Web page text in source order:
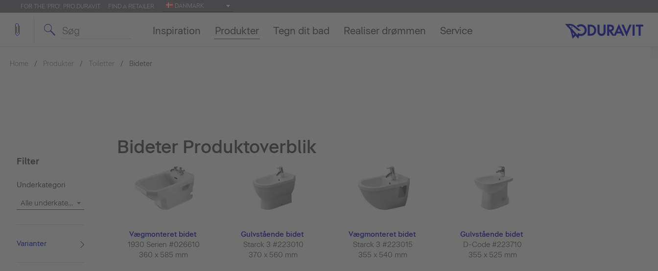
FOR THE 'PRO': PRO.DURAVIT FIND A RETAILER DANMARK
Inspiration Produkter Tegn dit bad Realiser drømmen Service
Home Produkter Toiletter Bideter
Filter
Underkategori
Alle underkategorier
Varianter
Bideter Produktoverblik
Vægmonteret bidet
1930 Serien #026610
360 x 585 mm
Gulvstående bidet
Starck 3 #223010
370 x 560 mm
Vægmonteret bidet
Starck 3 #223015
355 x 540 mm
Gulvstående bidet
D-Code #223710
355 x 525 mm